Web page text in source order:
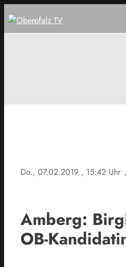
Do., 07.02.2019 , 15:42 Uhr
Amberg:
OB-